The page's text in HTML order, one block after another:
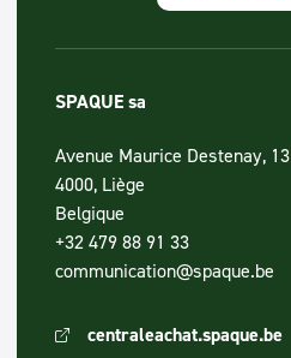
SPAQUE sa
Avenue Maurice Destenay, 13
4000, Liège
Belgique
+32 479 88 91 33
communication@spaque.be
centraleachat.spaque.be